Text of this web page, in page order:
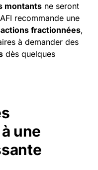
montants ne seront
recommande une
fractionnées,
à demander des
dès quelques
une